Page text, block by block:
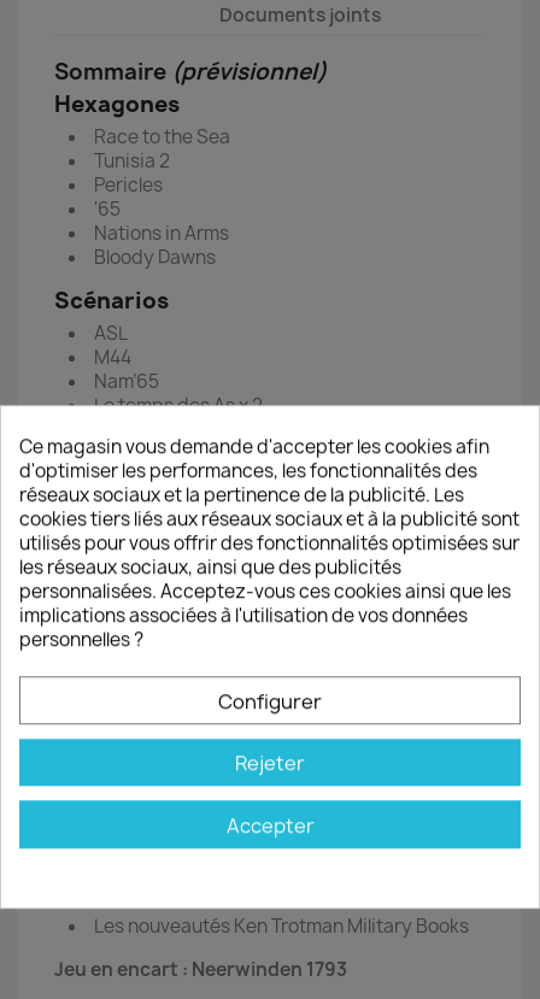
Documents joints
Sommaire (prévisionnel)
Hexagones­­­
Race to the Sea
Tunisia 2
Pericles
'65
Nations in Arms
Bloody Dawns
Scénarios
ASL
M44
Nam’65
Le temps des As x 2
Mousquets et Tomahawk
Révolution française
Figurines
Flames of War v4 et l’actu Battlefront
Jemmapes et Neerwinden
Mousquets et Tomahawk
Saga Aetius et Arthur
Tanks
La Sécession facile (mixte figu-carte)
Jouer le temps des As en 3D - tutoriel
Histo
Neerwinden 1793
Debrecen 1944
Les nouveautés Ken Trotman Military Books
Jeu en encart : Neerwinden 1793
Ce magasin vous demande d'accepter les cookies afin
d'optimiser les performances, les fonctionnalités des
réseaux sociaux et la pertinence de la publicité. Les
cookies tiers liés aux réseaux sociaux et à la publicité sont
utilisés pour vous offrir des fonctionnalités optimisées sur
les réseaux sociaux, ainsi que des publicités
personnalisées. Acceptez-vous ces cookies ainsi que les
implications associées à l'utilisation de vos données
personnelles ?
Configurer
Rejeter
Accepter